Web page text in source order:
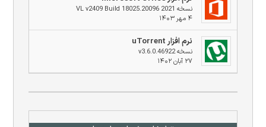
نسخه 2021 VL v2409 Build 18025.20096
۴ مهر ۱۴۰۳
نرم افزار uTorrent
نسخه v3.6.0.46922
۲۷ آبان ۱۴۰۲